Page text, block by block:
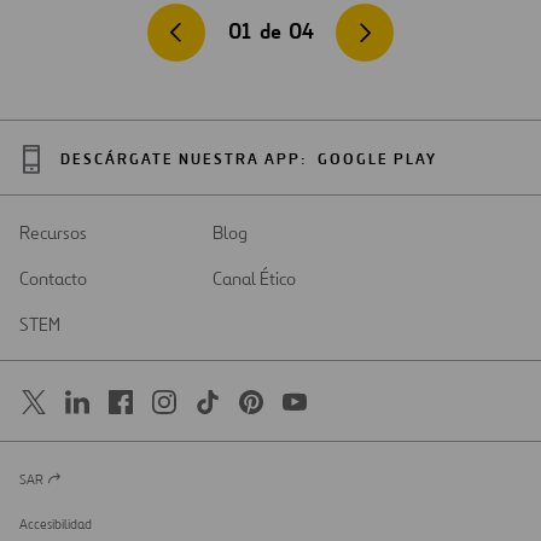
01 de 04
DESCÁRGATE NUESTRA APP: GOOGLE PLAY
Recursos
Blog
Contacto
Canal Ético
STEM
Abrir
una
nueva
SAR
Accesibilidad